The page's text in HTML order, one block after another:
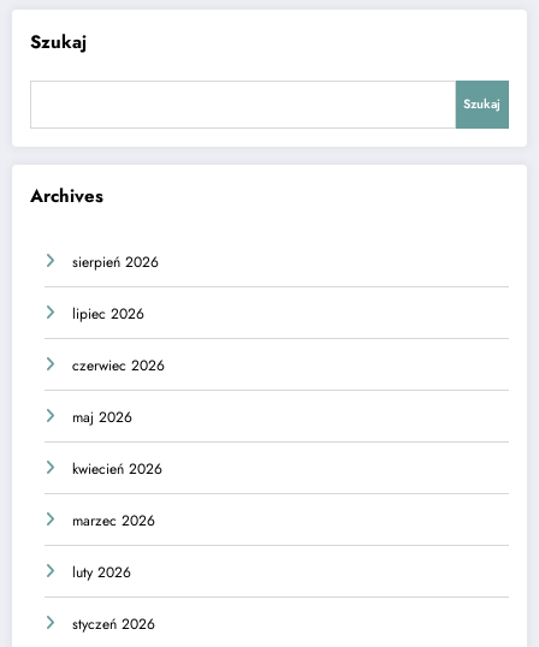
Szukaj
Szukaj
Archives
sierpień 2026
lipiec 2026
czerwiec 2026
maj 2026
kwiecień 2026
marzec 2026
luty 2026
styczeń 2026